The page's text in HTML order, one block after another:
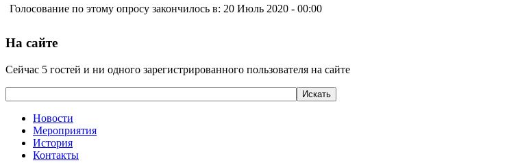
Голосование по этому опросу закончилось в: 20 Июль 2020 - 00:00
На сайте
Сейчас 5 гостей и ни одного зарегистрированного пользователя на сайте
Искать
Новости
Мероприятия
История
Контакты